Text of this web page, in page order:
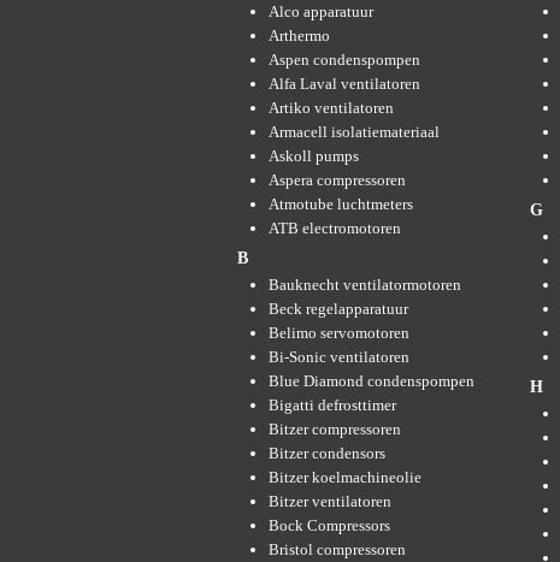
Alco apparatuur
Arthermo
Aspen condenspompen
Alfa Laval ventilatoren
Artiko ventilatoren
Armacell isolatiemateriaal
Askoll pumps
Aspera compressoren
Atmotube luchtmeters
ATB electromotoren
B
Bauknecht ventilatormotoren
Beck regelapparatuur
Belimo servomotoren
Bi-Sonic ventilatoren
Blue Diamond condenspompen
Bigatti defrosttimer
Bitzer compressoren
Bitzer condensors
Bitzer koelmachineolie
Bitzer ventilatoren
Bock Compressors
Bristol compressoren
G
H